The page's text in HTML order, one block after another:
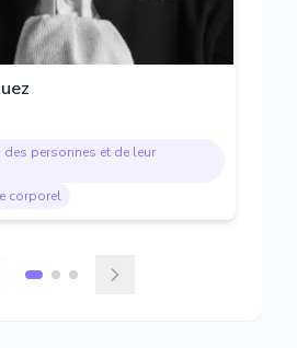
personnes et de leur
corporel